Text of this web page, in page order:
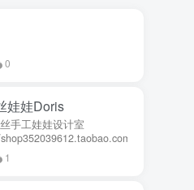
0
娃娃Doris
手工娃娃设计室
1